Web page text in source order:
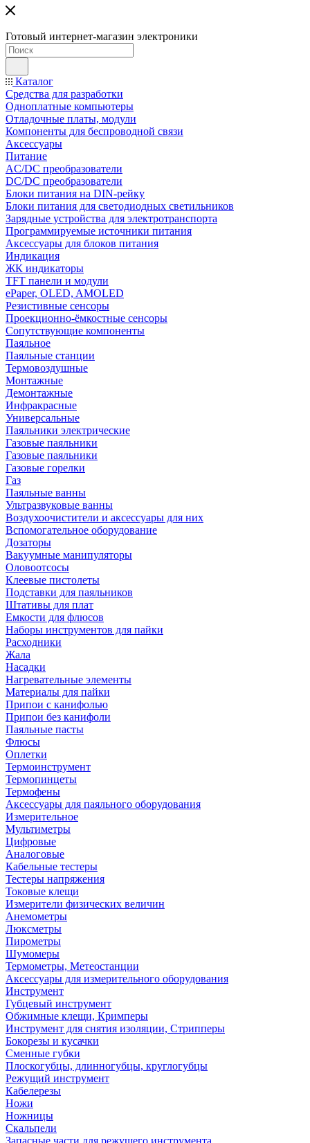
Готовый интернет-магазин электроники
Каталог
Средства для разработки
Одноплатные компьютеры
Отладочные платы, модули
Компоненты для беспроводной связи
Аксессуары
Питание
AC/DC преобразователи
DC/DC преобразователи
Блоки питания на DIN-рейку
Блоки питания для светодиодных светильников
Зарядные устройства для электротранспорта
Программируемые источники питания
Аксессуары для блоков питания
Индикация
ЖК индикаторы
TFT панели и модули
ePaper, OLED, AMOLED
Резистивные сенсоры
Проекционно-ёмкостные сенсоры
Сопутствующие компоненты
Паяльное
Паяльные станции
Термовоздушные
Монтажные
Демонтажные
Инфракрасные
Универсальные
Паяльники электрические
Газовые паяльники
Газовые паяльники
Газовые горелки
Газ
Паяльные ванны
Ультразвуковые ванны
Воздухоочистители и аксессуары для них
Вспомогательное оборудование
Дозаторы
Вакуумные манипуляторы
Оловоотсосы
Клеевые пистолеты
Подставки для паяльников
Штативы для плат
Емкости для флюсов
Наборы инструментов для пайки
Расходники
Жала
Насадки
Нагревательные элементы
Материалы для пайки
Припои с канифолью
Припои без канифоли
Паяльные пасты
Флюсы
Оплетки
Термоинструмент
Термопинцеты
Термофены
Аксессуары для паяльного оборудования
Измерительное
Мультиметры
Цифровые
Аналоговые
Кабельные тестеры
Тестеры напряжения
Токовые клещи
Измерители физических величин
Анемометры
Люксметры
Пирометры
Шумомеры
Термометры, Метеостанции
Аксессуары для измерительного оборудования
Инструмент
Губцевый инструмент
Обжимные клещи, Кримперы
Инструмент для снятия изоляции, Стрипперы
Бокорезы и кусачки
Сменные губки
Плоскогубцы, длинногубцы, круглогубцы
Режущий инструмент
Кабелерезы
Ножи
Ножницы
Скальпели
Запасные части для режущего инструмента